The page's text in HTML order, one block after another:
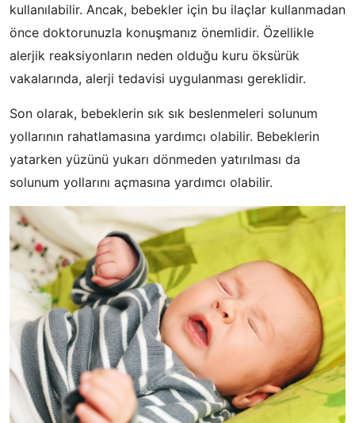
kullanılabilir. Ancak, bebekler için bu ilaçlar kullanmadan
önce doktorunuzla konuşmanız önemlidir. Özellikle
alerjik reaksiyonların neden olduğu kuru öksürük
vakalarında, alerji tedavisi uygulanması gereklidir.
Son olarak, bebeklerin sık sık beslenmeleri solunum
yollarının rahatlamasına yardımcı olabilir. Bebeklerin
yatarken yüzünü yukarı dönmeden yatırılması da
solunum yollarını açmasına yardımcı olabilir.